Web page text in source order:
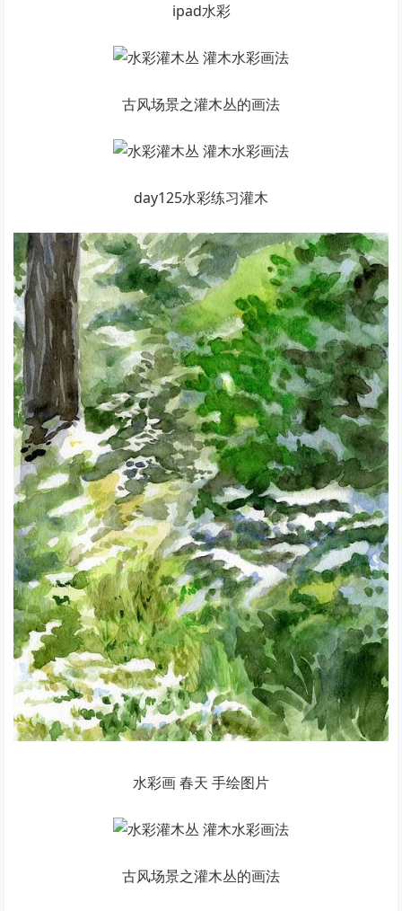
ipad水彩
古风场景之灌木丛的画法
day125水彩练习灌木
水彩画 春天 手绘图片
古风场景之灌木丛的画法